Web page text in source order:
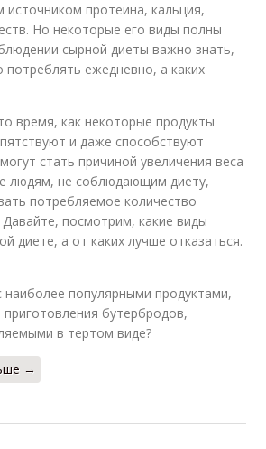
источником протеина, кальция,
Но некоторые его виды полны
сырной диеты важно знать,
потреблять ежедневно, а каких
время, как некоторые продукты
и даже способствуют
стать причиной увеличения веса
людям, не соблюдающим диету,
потребляемое количество
посмотрим, какие виды
диете, а от каких лучше отказаться.
наиболее популярными продуктами,
бутербродов,
в тертом виде?
→